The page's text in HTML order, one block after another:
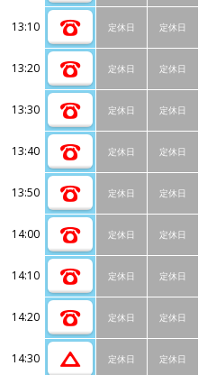
13:10 定休日 定休日
13:20 定休日 定休日
13:30 定休日 定休日
13:40 定休日 定休日
13:50 定休日 定休日
14:00 定休日 定休日
14:10 定休日 定休日
14:20 定休日 定休日
14:30 定休日 定休日